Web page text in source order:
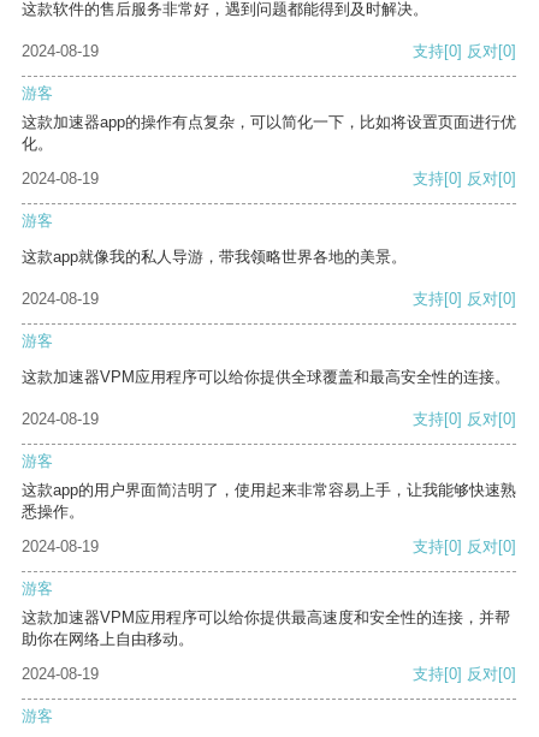
这款软件的售后服务非常好，遇到问题都能得到及时解决。
2024-08-19 支持[0] 反对[0]
游客
这款加速器app的操作有点复杂，可以简化一下，比如将设置页面进行优
化。
2024-08-19
支持[0] 反对[0]
游客
这款app就像我的私人导游，带我领略世界各地的美景。
2024-08-19 支持[0] 反对[0]
游客
这款加速器VPM应用程序可以给你提供全球覆盖和最高安全性的连接。
2024-08-19 支持[0] 反对[0]
游客
这款app的用户界面简洁明了，使用起来非常容易上手，让我能够快速熟
悉操作。
2024-08-19
支持[0] 反对[0]
游客
这款加速器VPM应用程序可以给你提供最高速度和安全性的连接，并帮
助你在网络上自由移动。
2024-08-19
支持[0] 反对[0]
游客